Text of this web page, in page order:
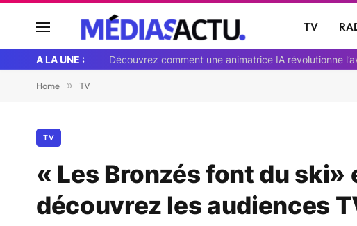
TV
A LA UNE :
Home » TV
TV
« Les Bronzés font du ski»
découvrez les audiences